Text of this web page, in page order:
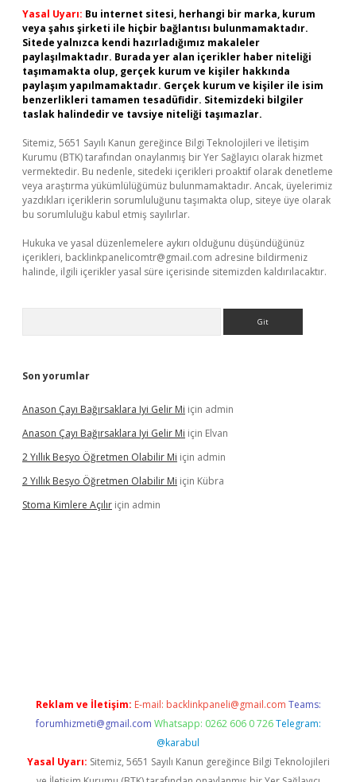
Yasal Uyarı: Bu internet sitesi, herhangi bir marka, kurum
veya şahıs şirketi ile hiçbir bağlantısı bulunmamaktadır.
Sitede yalnızca kendi hazırladığımız makaleler
paylaşılmaktadır. Burada yer alan içerikler haber niteliği
taşımamakta olup, gerçek kurum ve kişiler hakkında
paylaşım yapılmamaktadır. Gerçek kurum ve kişiler ile isim
benzerlikleri tamamen tesadüfidir. Sitemizdeki bilgiler
taslak halindedir ve tavsiye niteliği taşımazlar.
Sitemiz, 5651 Sayılı Kanun gereğince Bilgi Teknolojileri ve İletişim
Kurumu (BTK) tarafından onaylanmış bir Yer Sağlayıcı olarak hizmet
vermektedir. Bu nedenle, sitedeki içerikleri proaktif olarak denetleme
veya araştırma yükümlülüğümüz bulunmamaktadır. Ancak, üyelerimiz
yazdıkları içeriklerin sorumluluğunu taşımakta olup, siteye üye olarak
bu sorumluluğu kabul etmiş sayılırlar.
Hukuka ve yasal düzenlemelere aykırı olduğunu düşündüğünüz
içerikleri, backlinkpanelicomtr@gmail.com adresine bildirmeniz
halinde, ilgili içerikler yasal süre içerisinde sitemizden kaldırılacaktır.
Son yorumlar
Anason Çayı Bağırsaklara Iyi Gelir Mi için admin
Anason Çayı Bağırsaklara Iyi Gelir Mi için Elvan
2 Yıllık Besyo Öğretmen Olabilir Mi için admin
2 Yıllık Besyo Öğretmen Olabilir Mi için Kübra
Stoma Kimlere Açılır için admin
Reklam ve İletişim: E-mail: backlinkpaneli@gmail.com Teams:
forumhizmeti@gmail.com Whatsapp: 0262 606 0 726 Telegram:
@karabul
Yasal Uyarı: Sitemiz, 5651 Sayılı Kanun gereğince Bilgi Teknolojileri